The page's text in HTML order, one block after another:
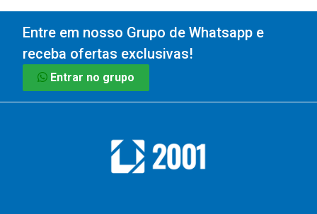
Entre em nosso Grupo de Whatsapp e
receba ofertas exclusivas!
Entrar no grupo